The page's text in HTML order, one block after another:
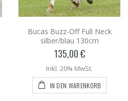
Bucas Buzz-Off Full Neck
silber/blau 130cm
135,00 €
Inkl. 20% MwSt.
IN DEN WARENKORB